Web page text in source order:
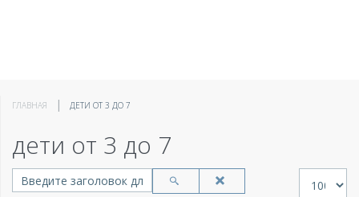
ГЛАВНАЯ ДЕТИ ОТ 3 ДО 7
дети от 3 до 7
Введите заголовок для поиска...